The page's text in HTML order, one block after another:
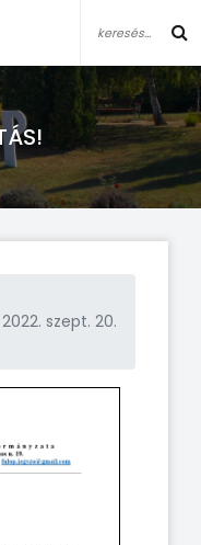
szept. 20.